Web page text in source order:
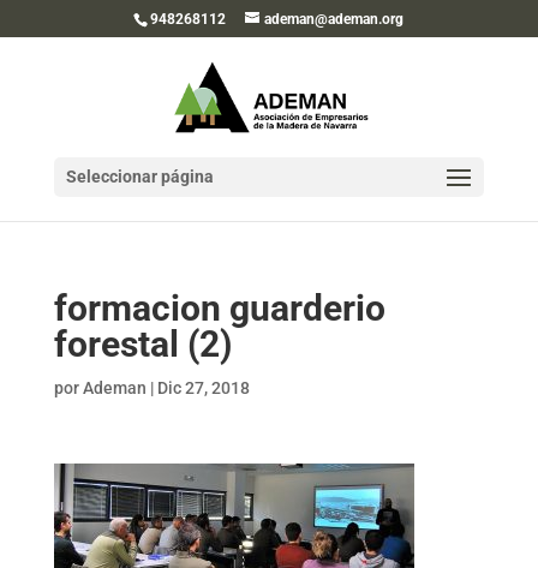
948268112 ademan@ademan.org
Seleccionar página
formacion guarderio
forestal (2)
porAdeman | Dic 27, 2018